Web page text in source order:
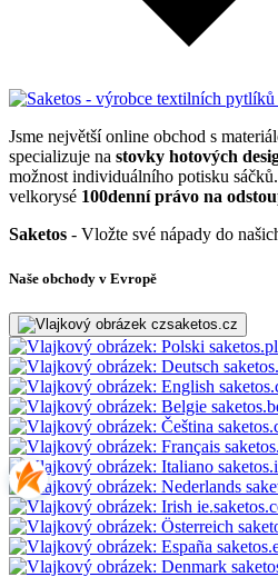
Jsme největší online obchod s
specializuje na stovky hotových
možnost individuálního potisku
velkorysé 100denní právo na
Saketos - Vložte své nápady do
Naše obchody v Evropě
saketos.cz
saketos.pl